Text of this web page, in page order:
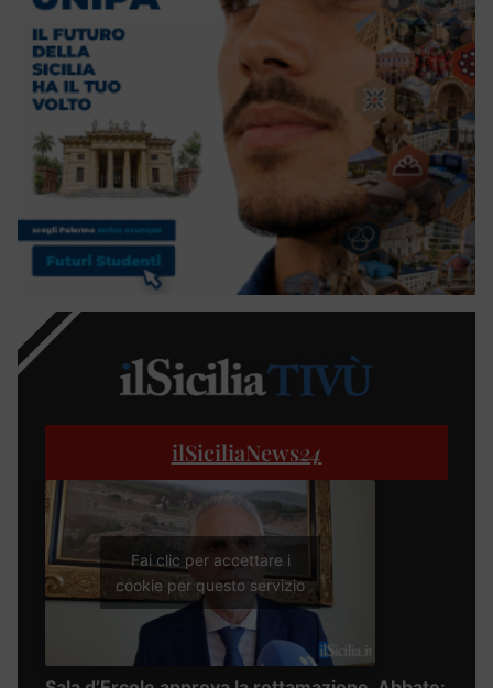
ilSiciliaNews24
Fai clic per accettare i
cookie per questo servizio